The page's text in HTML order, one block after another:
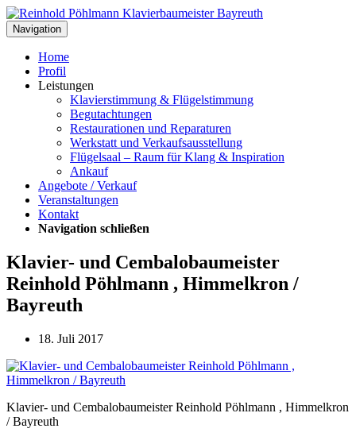
Navigation
Home
Profil
Leistungen
Klavierstimmung & Flügelstimmung
Begutachtungen
Restaurationen und Reparaturen
Werkstatt und Verkaufsausstellung
Flügelsaal – Raum für Klang & Inspiration
Ankauf
Angebote / Verkauf
Veranstaltungen
Kontakt
Navigation schließen
Klavier- und Cembalobaumeister
Reinhold Pöhlmann , Himmelkron /
Bayreuth
18. Juli 2017
Klavier- und Cembalobaumeister Reinhold Pöhlmann , Himmelkron
/ Bayreuth